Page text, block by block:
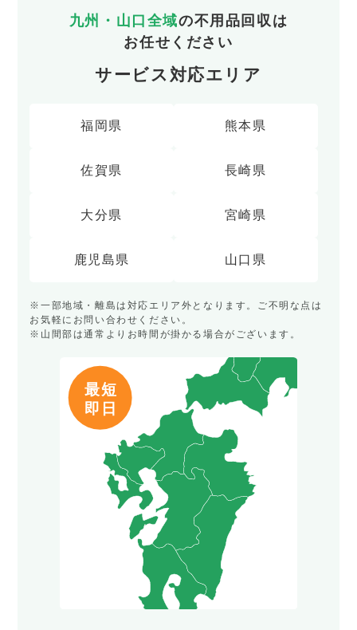
九州・山口全域の不用品回収は
お任せください
サービス対応エリア
福岡県 熊本県
佐賀県 長崎県
大分県 宮崎県
鹿児島県 山口県
※一部地域・離島は対応エリア外となります。ご不明な点は
お気軽にお問い合わせください。
※山間部は通常よりお時間が掛かる場合がございます。